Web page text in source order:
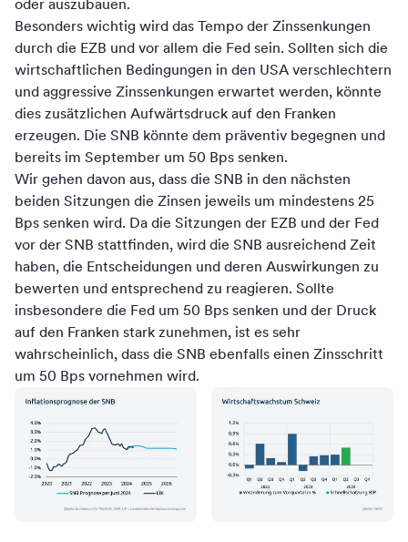
oder auszubauen.
Besonders wichtig wird das Tempo der Zinssenkungen
durch die EZB und vor allem die Fed sein. Sollten sich die
wirtschaftlichen Bedingungen in den USA verschlechtern
und aggressive Zinssenkungen erwartet werden, könnte
dies zusätzlichen Aufwärtsdruck auf den Franken
erzeugen. Die SNB könnte dem präventiv begegnen und
bereits im September um 50 Bps senken.
Wir gehen davon aus, dass die SNB in den nächsten
beiden Sitzungen die Zinsen jeweils um mindestens 25
Bps senken wird. Da die Sitzungen der EZB und der Fed
vor der SNB stattfinden, wird die SNB ausreichend Zeit
haben, die Entscheidungen und deren Auswirkungen zu
bewerten und entsprechend zu reagieren. Sollte
insbesondere die Fed um 50 Bps senken und der Druck
auf den Franken stark zunehmen, ist es sehr
wahrscheinlich, dass die SNB ebenfalls einen Zinsschritt
um 50 Bps vornehmen wird.